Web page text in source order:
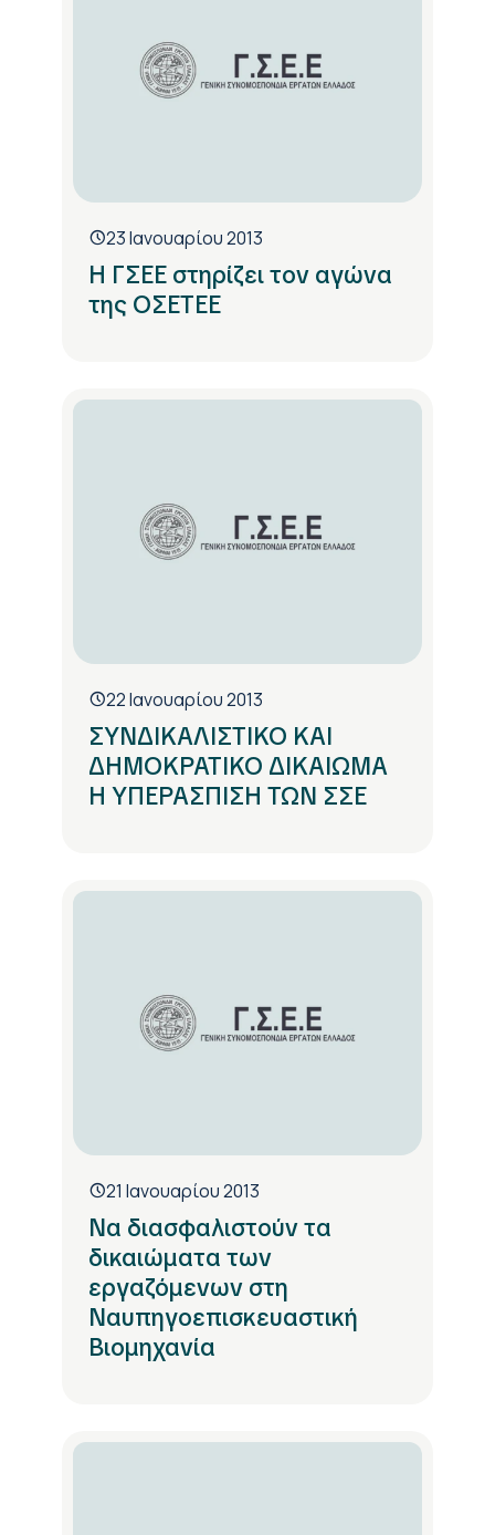
23 Ιανουαρίου 2013
Η ΓΣΕΕ στηρίζει τον αγώνα
της ΟΣΕΤΕΕ
22 Ιανουαρίου 2013
ΣΥΝΔΙΚΑΛΙΣΤΙΚΟ ΚΑΙ
ΔΗΜΟΚΡΑΤΙΚΟ ΔΙΚΑΙΩΜΑ
Η ΥΠΕΡΑΣΠΙΣΗ ΤΩΝ ΣΣΕ
21 Ιανουαρίου 2013
Να διασφαλιστούν τα
δικαιώματα των
εργαζόμενων στη
Ναυπηγοεπισκευαστική
Βιομηχανία